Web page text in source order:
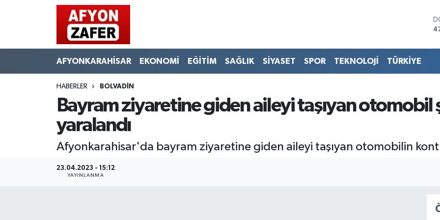
AFYONKARAHİSAR EKONOMİ EĞİTİM SAĞLIK SİYASET SPOR TEKNOLOJİ TÜRKİYE
HABERLER BOLVADİN
Bayram ziyaretine giden aileyi taşıyan
yaralandı
Afyonkarahisar'da bayram ziyaretine giden aileyi taşıyan otomobilin
23.04.2023 - 15:12
YAYINLANMA